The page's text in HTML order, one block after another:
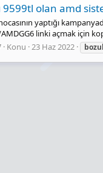
9599tl olan amd
yaptığı
linki açmak için
Konu 23 Haz 2022